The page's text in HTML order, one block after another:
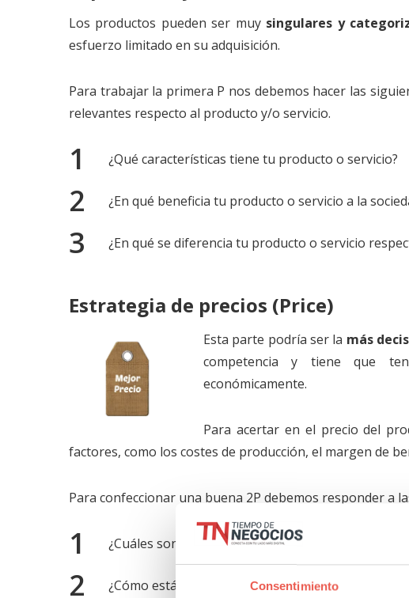
Consentimiento
Los productos pueden ser muy singulares y
esfuerzo limitado en su adquisición.
Para trabajar la primera P nos debemos hacer las
relevantes respecto al producto y/o servicio.
¿Qué características tiene tu producto o servicio?
¿En qué beneficia tu producto o servicio a la
¿En qué se diferencia tu producto o servicio
Estrategia de precios (Price)
Esta parte podría ser la más
competencia y tiene que
económicamente.
Para acertar en el precio del
factores, como los costes de producción, el margen de
Para confeccionar una buena 2P debemos responder a
¿Cuáles son los costes de producto o servicio?
¿Cómo está el precio de tu producto o servicio